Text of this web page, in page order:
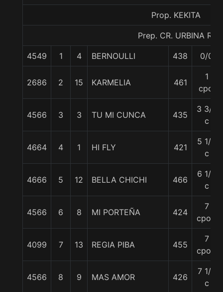
Prop. KEKITA
Prep. CR. URBINA R.
4549 1 4 BERNOULLI 438 0/0
2686 2 15 KARMELIA 461
1
cpo.
4566 3 3 TU MI CUNCA 435
3 3/4
c
4664 4 1 HI FLY 421
5 1/2
c
4666 5 12 BELLA CHICHI 466
6 1/2
c
4566 6 8 MI PORTEÑA 424
7
cpos.
4099 7 13 REGIA PIBA 455
7
cpos.
4566 8 9 MAS AMOR 426
7 1/4
c